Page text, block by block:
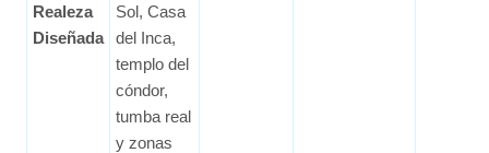
Realeza
Diseñada
Sol, Casa
del Inca,
templo del
cóndor,
tumba real
y zonas